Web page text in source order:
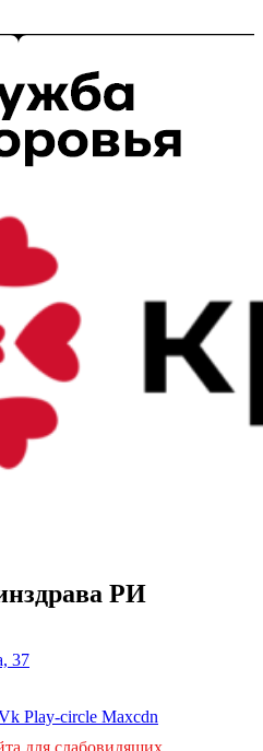
РИ
37
Play-circle Maxcdn